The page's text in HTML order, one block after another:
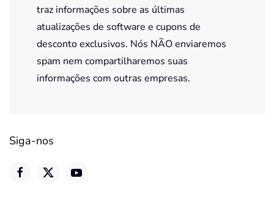
traz informações sobre as últimas
atualizações de software e cupons de
desconto exclusivos. Nós NÃO enviaremos
spam nem compartilharemos suas
informações com outras empresas.
Siga-nos